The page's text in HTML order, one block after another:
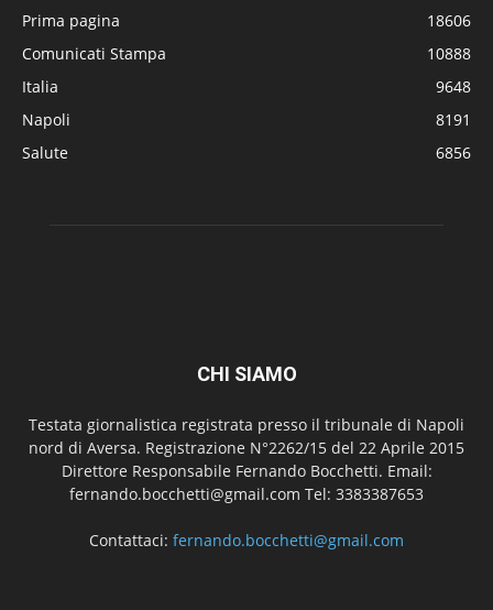
Prima pagina
18606
Comunicati Stampa
10888
Italia
9648
Napoli
8191
Salute
6856
CHI SIAMO
Testata giornalistica registrata presso il tribunale di Napoli
nord di Aversa. Registrazione N°2262/15 del 22 Aprile 2015
Direttore Responsabile Fernando Bocchetti. Email:
fernando.bocchetti@gmail.com Tel: 3383387653
Contattaci: fernando.bocchetti@gmail.com